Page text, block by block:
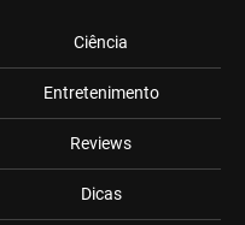
Ciência
Entretenimento
Reviews
Dicas